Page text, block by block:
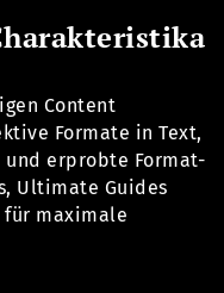
Content
Formate in Text,
erprobte Format-
Ultimate Guides
für maximale